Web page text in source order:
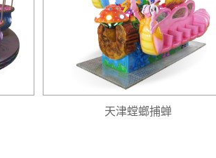
天津螳螂捕蝉